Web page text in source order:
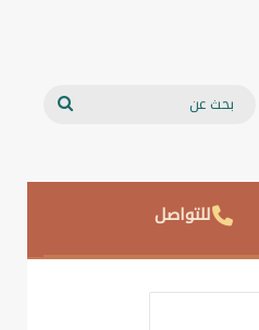
للتواصل